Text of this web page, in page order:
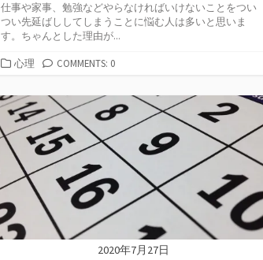
仕事や家事、勉強などやらなければいけないことをつい
つい先延ばししてしまうことに悩む人は多いと思いま
す。ちゃんとした理由が...
カ
ゴ
リ
ー
心理 COMMENTS: 0
2020年7月27日